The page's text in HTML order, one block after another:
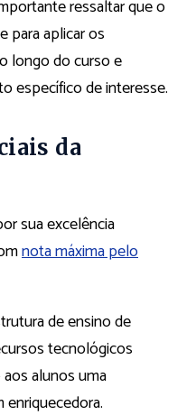
ressaltar que o
para aplicar os
longo do curso e
específico de interesse.
da
sua excelência
nota máxima pelo
de ensino de
tecnológicos
alunos uma
enriquecedora.